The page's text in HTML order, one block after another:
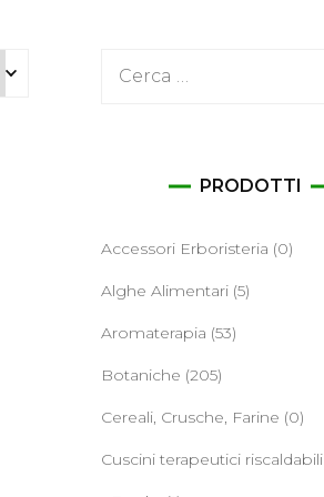
Ricerca
PRODOTTI
Accessori Erboristeria (0)
Alghe Alimentari (5)
Aromaterapia (53)
Botaniche (205)
Cereali, Crusche, Farine (0)
Cuscini terapeutici riscaldabili